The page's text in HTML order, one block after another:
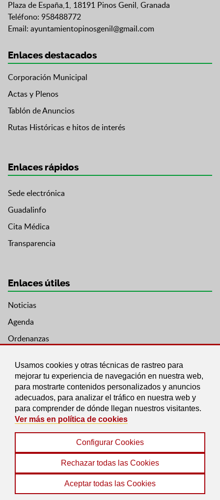
Usamos cookies y otras técnicas de rastreo para
mejorar tu experiencia de navegación en nuestra web,
para mostrarte contenidos personalizados y anuncios
adecuados, para analizar el tráfico en nuestra web y
para comprender de dónde llegan nuestros visitantes.
Ver más en política de cookies
Configurar Cookies
Rechazar todas las Cookies
Aceptar todas las Cookies
Plaza de España,1, 18191 Pinos Genil, Granada
Teléfono: 958488772
Email: ayuntamientopinosgenil@gmail.com
Enlaces destacados
Corporación Municipal
Actas y Plenos
Tablón de Anuncios
Rutas Históricas e hitos de interés
Enlaces rápidos
Sede electrónica
Guadalinfo
Cita Médica
Transparencia
Enlaces útiles
Noticias
Agenda
Ordenanzas
© 2022 Ayuntamiento de Pinos Genil
Política de Cookies | Accesibilidad
Protección de Datos | Mapa Web